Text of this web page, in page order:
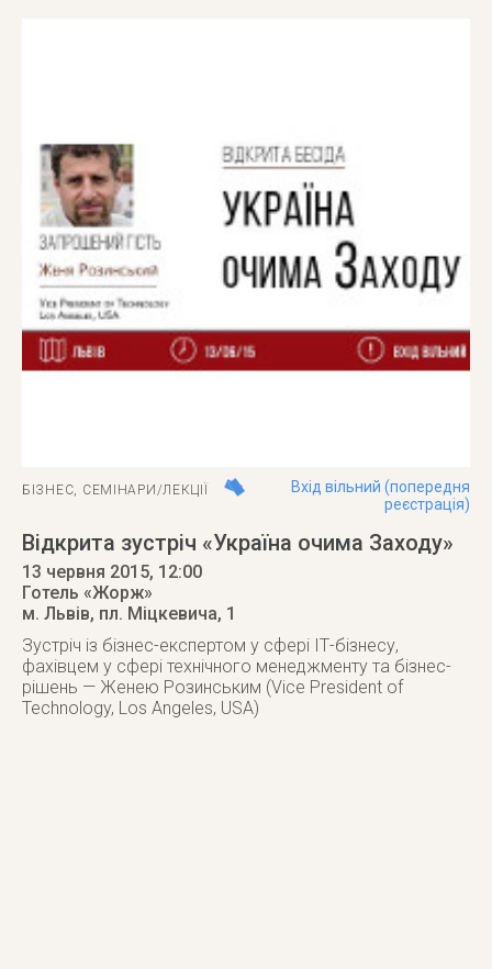
БІЗНЕС, СЕМІНАРИ/ЛЕКЦІЇ
Вхід вільний (попередня
реєстрація)
Відкрита зустріч «Україна очима Заходу»
13 червня 2015, 12:00
Готель «Жорж»
м. Львів, пл. Міцкевича, 1
Зустріч із бізнес-експертом у сфері ІТ-бізнесу,
фахівцем у сфері технічного менеджменту та бізнес-
рішень — Женею Розинським (Vice President of
Technology, Los Angeles, USA)